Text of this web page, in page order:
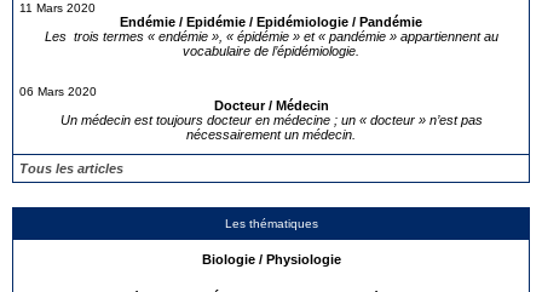
11 Mars 2020
Endémie / Epidémie / Epidémiologie / Pandémie
Les trois termes « endémie », « épidémie » et « pandémie » appartiennent au
vocabulaire de l’épidémiologie.
06 Mars 2020
Docteur / Médecin
Un médecin est toujours docteur en médecine ; un « docteur » n’est pas
nécessairement un médecin.
Tous les articles
Les thématiques
Biologie / Physiologie